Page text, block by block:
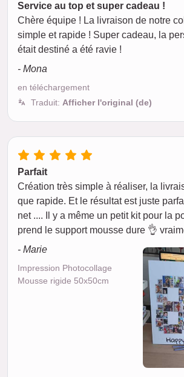
Service au top et super cadeau !
Chère équipe ! La livraison de notre
simple et rapide ! Super cadeau, la
était destiné a été ravie !
- Mona
en téléchargement
Traduit: Afficher l'original (de)
Parfait
Création très simple à réaliser, la
que rapide. Et le résultat est juste
net .... Il y a même un petit kit pour la
prend le support mousse dure 👌
- Marie
Impression Photocollage
Mousse rigide 50x50cm